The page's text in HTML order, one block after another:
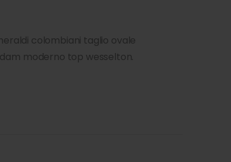
colombiani taglio ovale
moderno top wesselton.